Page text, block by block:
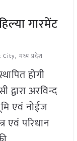
गारमेंट
City, मध्य प्रदेश
होगी
द्वारा अरविन्द
एवं नोईज
एवं परिधान